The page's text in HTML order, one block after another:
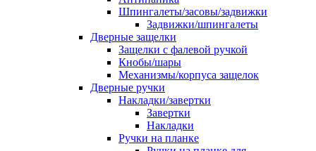
Шпингалеты/засовы/задвижки
Задвижки/шпингалеты
Дверные защелки
Защелки с фалевой ручкой
Кнобы/шары
Механизмы/корпуса защелок
Дверные ручки
Накладки/завертки
Завертки
Накладки
Ручки на планке